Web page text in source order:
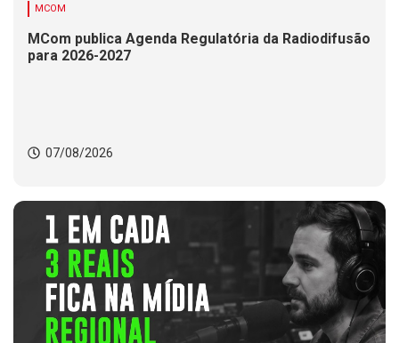
MCOM
MCom publica Agenda Regulatória da Radiodifusão
para 2026-2027
07/08/2026